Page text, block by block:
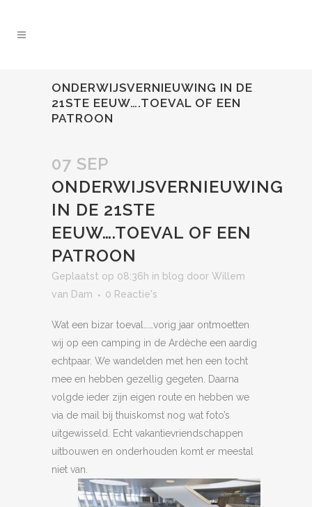
ONDERWIJSVERNIEUWING IN DE
21STE EEUW….TOEVAL OF EEN
PATROON
07 SEP
ONDERWIJSVERNIEUWING
IN DE 21STE
EEUW….TOEVAL OF EEN
PATROON
Geplaatst op 08:36h in blog door Willem
van Dam
0 Reactie's
Wat een bizar toeval……vorig jaar ontmoetten
wij op een camping in de Ardèche een aardig
echtpaar. We wandelden met hen een tocht
mee en hebben gezellig gegeten. Daarna
volgde ieder zijn eigen route en hebben we
via de mail bij thuiskomst nog wat foto’s
uitgewisseld. Echt vakantievriendschappen
uitbouwen en onderhouden komt er meestal
niet van.